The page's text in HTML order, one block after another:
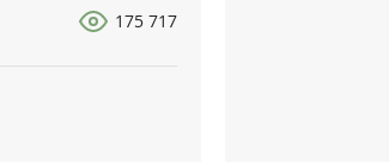
175 717